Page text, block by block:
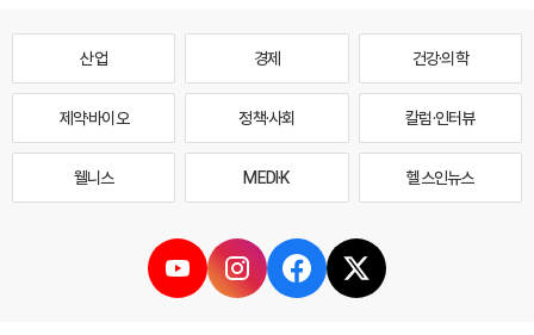
산업 경제 건강·의학
제약·바이오 정책·사회 칼럼·인터뷰
웰니스 MEDI·K 헬스인뉴스